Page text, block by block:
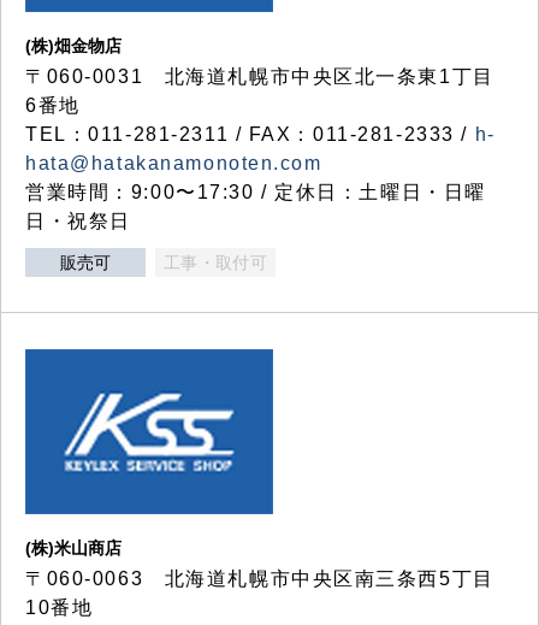
(株)畑金物店
〒060-0031 北海道札幌市中央区北一条東1丁目
6番地
TEL：011-281-2311 / FAX：011-281-2333 / h-
hata@hatakanamonoten.com
営業時間：9:00〜17:30 / 定休日：土曜日・日曜
日・祝祭日
販売可 工事・取付可
(株)米山商店
〒060-0063 北海道札幌市中央区南三条西5丁目
10番地